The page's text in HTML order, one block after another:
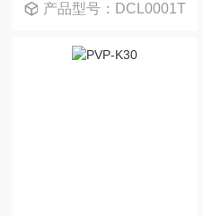
产品型号：DCL0001T